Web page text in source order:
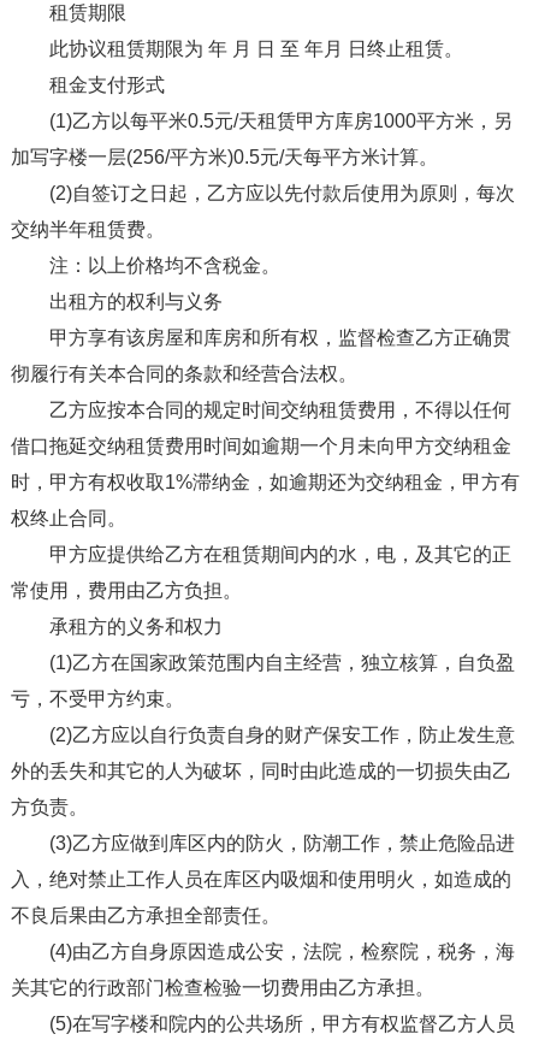
租赁期限
此协议租赁期限为 年 月 日 至 年月 日终止租赁。
租金支付形式
(1)乙方以每平米0.5元/天租赁甲方库房1000平方米，另
加写字楼一层(256/平方米)0.5元/天每平方米计算。
(2)自签订之日起，乙方应以先付款后使用为原则，每次
交纳半年租赁费。
注：以上价格均不含税金。
出租方的权利与义务
甲方享有该房屋和库房和所有权，监督检查乙方正确贯
彻履行有关本合同的条款和经营合法权。
乙方应按本合同的规定时间交纳租赁费用，不得以任何
借口拖延交纳租赁费用时间如逾期一个月未向甲方交纳租金
时，甲方有权收取1%滞纳金，如逾期还为交纳租金，甲方有
权终止合同。
甲方应提供给乙方在租赁期间内的水，电，及其它的正
常使用，费用由乙方负担。
承租方的义务和权力
(1)乙方在国家政策范围内自主经营，独立核算，自负盈
亏，不受甲方约束。
(2)乙方应以自行负责自身的财产保安工作，防止发生意
外的丢失和其它的人为破坏，同时由此造成的一切损失由乙
方负责。
(3)乙方应做到库区内的防火，防潮工作，禁止危险品进
入，绝对禁止工作人员在库区内吸烟和使用明火，如造成的
不良后果由乙方承担全部责任。
(4)由乙方自身原因造成公安，法院，检察院，税务，海
关其它的行政部门检查检验一切费用由乙方承担。
(5)在写字楼和院内的公共场所，甲方有权监督乙方人员